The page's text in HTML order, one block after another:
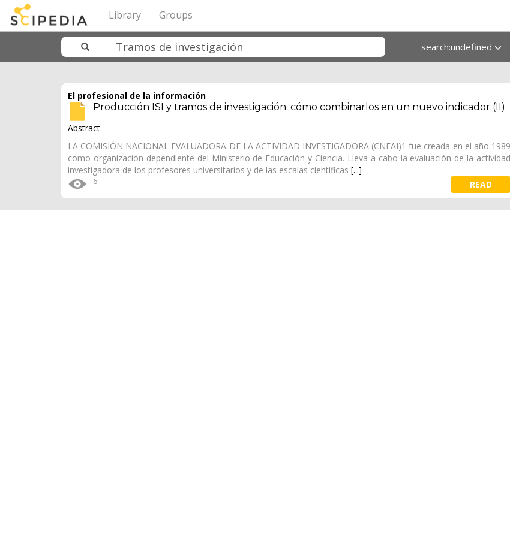
Library Groups
search:undefined
El profesional de la información
Producción ISI y tramos de investigación: cómo combinarlos en un nuevo indicador (II)
Abstract
LA COMISIÓN NACIONAL EVALUADORA DE LA ACTIVIDAD INVESTIGADORA (CNEAI)1 fue creada en el año 1989
como organización dependiente del Ministerio de Educación y Ciencia. Lleva a cabo la evaluación de la actividad
investigadora de los profesores universitarios y de las escalas científicas [...]
6 READ